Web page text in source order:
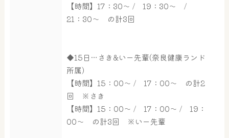
【時間】17：30～ / 19：30～ /
21：30～ の計3回
◆15日…さき&いー先輩(奈良健康ランド
所属)
【時間】15：00～ / 17：00～ の計2
回 ※さき
【時間】15：00～ / 17：00～ / 19：
00～ の計3回 ※いー先輩